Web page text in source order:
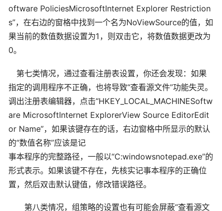
oftware PoliciesMicrosoftInternet Explorer Restriction
s”，在右边的窗格中找到一个名为NoViewSource的值，如
果当前的数值数据设置为1，则双击它，将数值数据更改为
0。
第七类情况，通过查看注册表设置，你还会发现：如果
指定的调用程序不正确，也将导致“查看源文件”功能失灵。
调出注册表编辑器，点击“HKEY_LOCAL_MACHINESoftw
are MicrosoftInternet ExplorerView Source EditorEdit
or Name”，如果该键存在的话，右边窗格中所显示的默认
的“数值名称”应该是记
事本程序的完整路径，一般以“C:windowsnotepad.exe”的
形式表示。如果该键不存在，先核实记事本程序的正确位
置，然后双击默认键值，修改错误路径。
第八类情况，组策略的设置也有可能会屏蔽“查看源文